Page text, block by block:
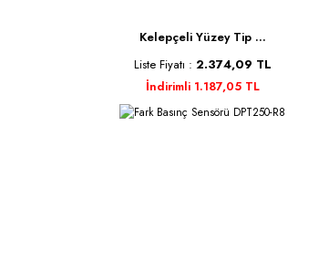
Kelepçeli Yüzey Tip ...
Liste Fiyatı : 2.374,09 TL
İndirimli 1.187,05 TL